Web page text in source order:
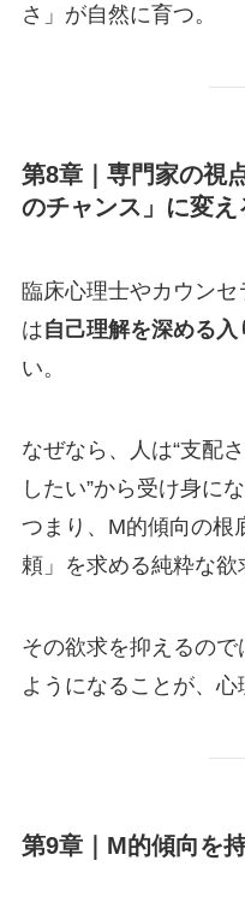
さ」が自然に育つ。
第8章｜専門家の視
のチャンス」に変え
臨床心理士やカウンセ
は自己理解を深める入
い。
なぜなら、人は“支配
したい”から受け身に
つまり、M的傾向の根
頼」を求める純粋な欲
その欲求を抑えるの
ようになることが、心
第9章｜M的傾向を